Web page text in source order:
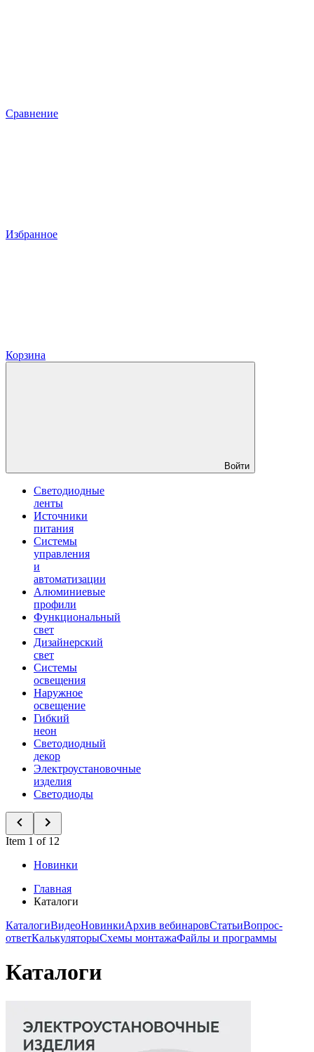
Сравнение
Избранное
Корзина
Войти
Светодиодные
ленты
Источники
питания
Системы
управления
и
автоматизации
Алюминиевые
профили
Функциональный
свет
Дизайнерский
свет
Системы
освещения
Наружное
освещение
Гибкий
неон
Светодиодный
декор
Электроустановочные
изделия
Светодиоды
Item 1 of 12
Новинки
Главная
Каталоги
КаталогиВидеоНовинкиАрхив вебинаровСтатьиВопрос-
ответКалькуляторыСхемы монтажаФайлы и программы
Каталоги